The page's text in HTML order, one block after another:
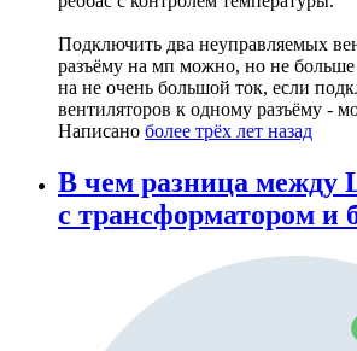
Подключить два неуправляемых
разъёму на мп можно, но не больше
на не очень большой ток, если
вентиляторов к одному разъёму -
Написано более трёх лет назад
В чем разница между
с трансформатором и